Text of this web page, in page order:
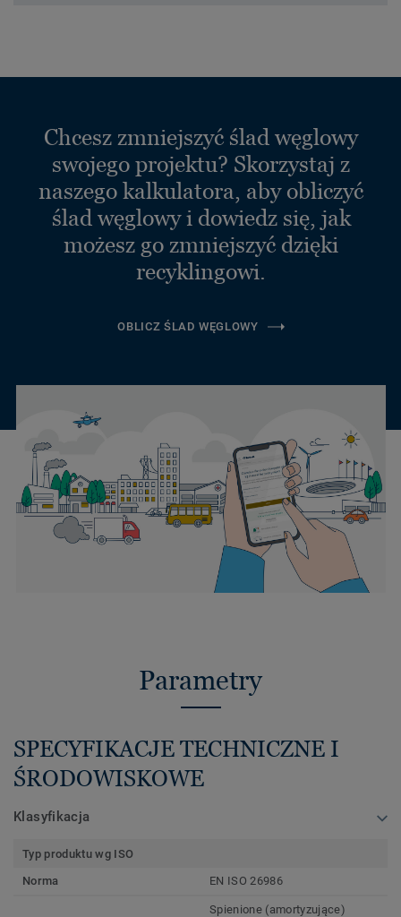
Chcesz zmniejszyć ślad węglowy
swojego projektu? Skorzystaj z
naszego kalkulatora, aby obliczyć
ślad węglowy i dowiedz się, jak
możesz go zmniejszyć dzięki
recyklingowi.
OBLICZ ŚLAD WĘGLOWY
Parametry
SPECYFIKACJE TECHNICZNE I
ŚRODOWISKOWE
Klasyfikacja
Typ produktu wg ISO
Norma
EN ISO 26986
Spienione (amortyzujące)